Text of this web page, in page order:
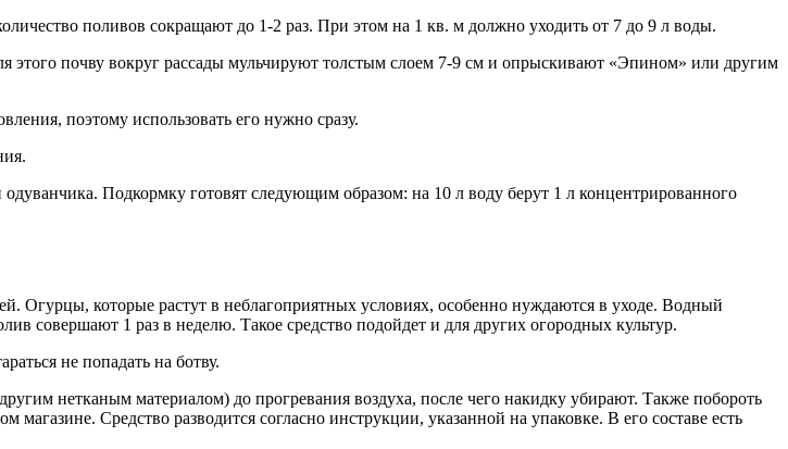
поливов сокращают до 1-2 раз. При этом на 1 кв. м должно уходить от 7 до 9 л воды.
этого почву вокруг рассады мульчируют толстым слоем 7-9 см и опрыскивают «Эпином» или другим
поэтому использовать его нужно сразу.
Подкормку готовят следующим образом: на 10 л воду берут 1 л концентрированного
Огурцы, которые растут в неблагоприятных условиях, особенно нуждаются в уходе. Водный
совершают 1 раз в неделю. Такое средство подойдет и для других огородных культур.
не попадать на ботву.
нетканым материалом) до прогревания воздуха, после чего накидку убирают. Также побороть
Средство разводится согласно инструкции, указанной на упаковке. В его составе есть